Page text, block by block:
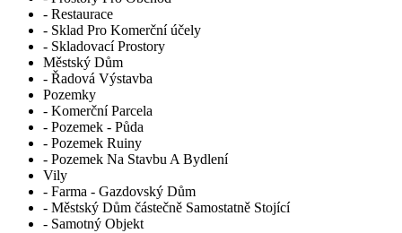
- Restaurace
- Sklad Pro Komerční účely
- Skladovací Prostory
Městský Dům
- Řadová Výstavba
Pozemky
- Komerční Parcela
- Pozemek - Půda
- Pozemek Ruiny
- Pozemek Na Stavbu A Bydlení
Vily
- Farma - Gazdovský Dům
- Městský Dům částečně Samostatně Stojící
- Samotný Objekt